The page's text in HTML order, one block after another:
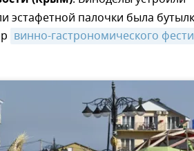
эстафетной палочки была
винно-гастрономического